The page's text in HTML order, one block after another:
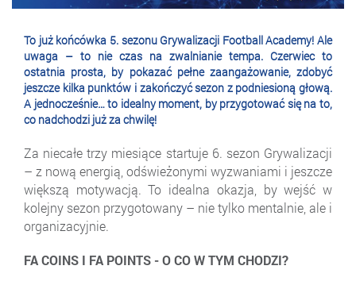
To już końcówka 5. sezonu Grywalizacji Football Academy! Ale
uwaga – to nie czas na zwalnianie tempa. Czerwiec to
ostatnia prosta, by pokazać pełne zaangażowanie, zdobyć
jeszcze kilka punktów i zakończyć sezon z podniesioną głową.
A jednocześnie… to idealny moment, by przygotować się na to,
co nadchodzi już za chwilę!
Za niecałe trzy miesiące startuje 6. sezon Grywalizacji
– z nową energią, odświeżonymi wyzwaniami i jeszcze
większą motywacją. To idealna okazja, by wejść w
kolejny sezon przygotowany – nie tylko mentalnie, ale i
organizacyjnie.
FA COINS I FA POINTS - O CO W TYM CHODZI?